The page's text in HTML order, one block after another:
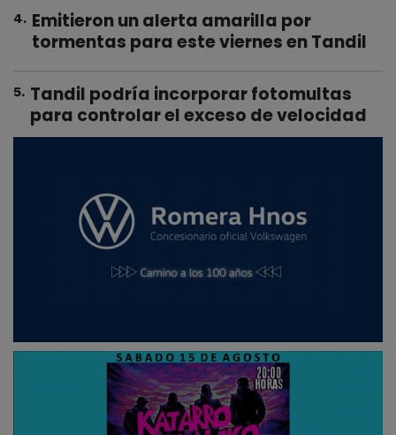
4. Emitieron un alerta amarilla por
tormentas para este viernes en Tandil
5. Tandil podría incorporar fotomultas
para controlar el exceso de velocidad